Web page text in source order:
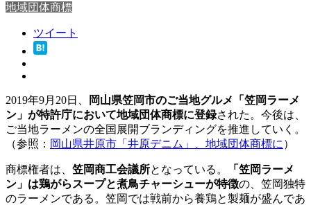
地域団体商標
ツイート
2019年9月20日、
岡山県笠岡市のご当地グルメ「笠岡ラーメ
ン」が特許庁において地域団体商標に登録された。今後は、
ご当地ラーメンの全国展開ブランディングを推進していく。
（参照： 岡山県井原市「井原デニム」、地域団体商標に ）
商標権者は、 笠岡商工会議所となっている。
「笠岡ラーメ
ン」は鶏がらスープと煮鳥チャーシューが特徴の、笠岡独特
のラーメンである。笠岡では戦前から養鶏と製麺が盛んであ